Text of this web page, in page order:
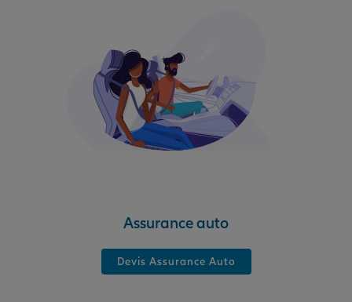
Assurance auto
Devis Assurance Auto